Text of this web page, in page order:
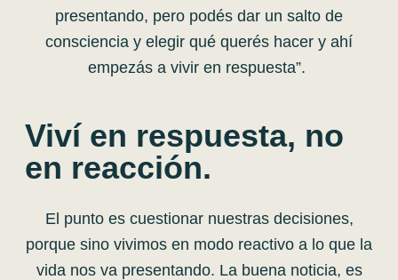
presentando, pero podés dar un salto de
consciencia y elegir qué querés hacer y ahí
empezás a vivir en respuesta”.
Viví en respuesta, no
en reacción.
El punto es cuestionar nuestras decisiones,
porque sino vivimos en modo reactivo a lo que la
vida nos va presentando. La buena noticia, es